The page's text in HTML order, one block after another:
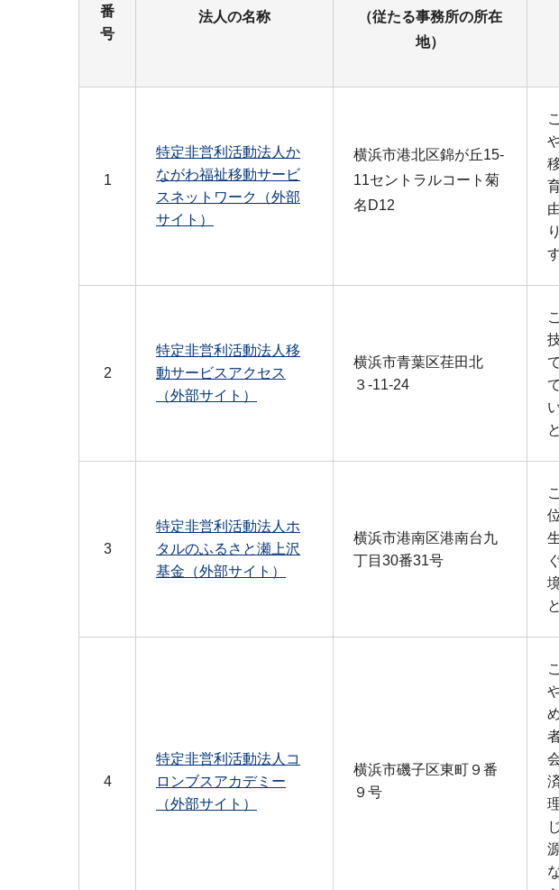
番
号
法人の名称
（従たる事務所の所在
地）
1
特定非営利活動法人か
ながわ福祉移動サービ
スネットワーク（外部
サイト）
横浜市港北区錦が丘15-
11セントラルコート菊
名D12
2
特定非営利活動法人移
動サービスアクセス
（外部サイト）
横浜市青葉区荏田北
３-11-24
3
特定非営利活動法人ホ
タルのふるさと瀬上沢
基金（外部サイト）
横浜市港南区港南台九
丁目30番31号
4
特定非営利活動法人コ
ロンブスアカデミー
（外部サイト）
横浜市磯子区東町９番
９号